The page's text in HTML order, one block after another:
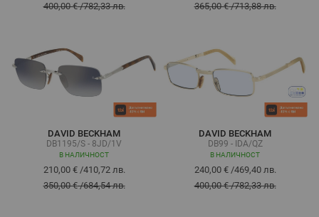
400,00 €/782,33 лв.
365,00 €/713,88 лв.
DAVID BECKHAM
DB1195/S - 8JD/1V
В НАЛИЧНОСТ
210,00 €/410,72 лв.
350,00 €/684,54 лв.
DAVID BECKHAM
DB99 - IDA/QZ
В НАЛИЧНОСТ
240,00 €/469,40 лв.
400,00 €/782,33 лв.